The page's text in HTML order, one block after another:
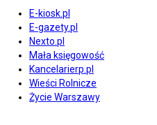
E-kiosk.pl
E-gazety.pl
Nexto.pl
Mała księgowość
Kancelarierp.pl
Wieści Rolnicze
Życie Warszawy